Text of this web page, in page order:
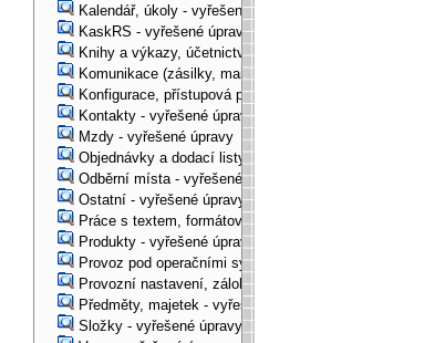
Kalendář, úkoly - vyřešené úpravy
KaskRS - vyřešené úpravy
Knihy a výkazy, účetnictví - vyřešené úpravy
Komunikace (zásilky, mail-systém, ...) - vyřešené úpravy
Konfigurace, přístupová práva, ... - vyřešené úpravy
Kontakty - vyřešené úpravy
Mzdy - vyřešené úpravy
Objednávky a dodací listy - vyřešené úpravy
Odběrní místa - vyřešené úpravy
Ostatní - vyřešené úpravy
Práce s textem, formátování, ... - vyřešené úpravy
Produkty - vyřešené úpravy
Provoz pod operačními systémy, technologické věci -
Provozní nastavení, zálohování, instalace, ... -
Předměty, majetek - vyřešené úpravy
Složky - vyřešené úpravy